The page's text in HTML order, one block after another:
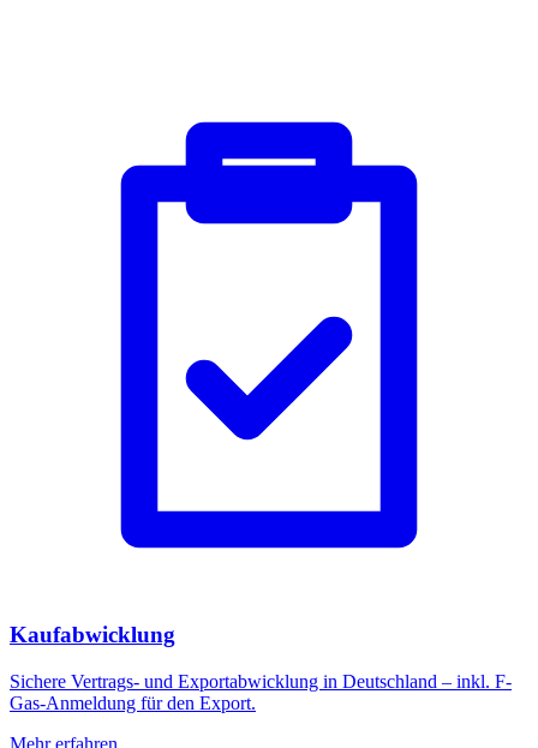
Kaufabwicklung
Sichere Vertrags- und Exportabwicklung in Deutschland – inkl. F-
Gas-Anmeldung für den Export.
Mehr erfahren